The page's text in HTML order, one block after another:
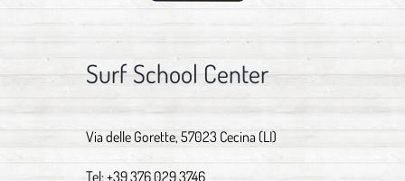
Surf School Center
Via delle Gorette, 57023 Cecina (LI)
Tel:+39 376 029 3746